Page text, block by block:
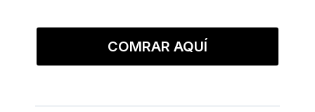
COMRAR AQUÍ